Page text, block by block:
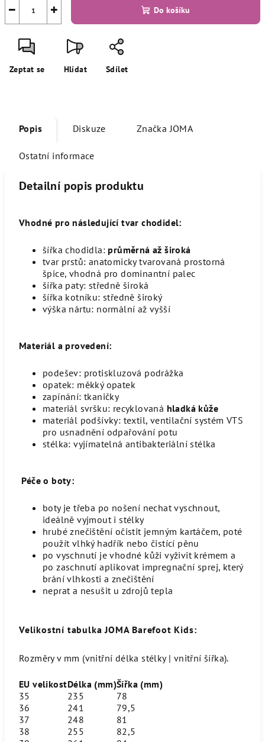
+
− Do košíku
Zeptat se Hlídat Sdílet
Popis Diskuze Značka JOMA
Ostatní informace
Detailní popis produktu
Vhodné pro následující tvar chodidel:
šířka chodidla: průměrná až široká
tvar prstů: anatomicky tvarovaná prostorná
špice, vhodná pro dominantní palec
šířka paty: středně široká
šířka kotníku: středně široký
výška nártu: normální až vyšší
Materiál a provedení:
podešev: protiskluzová podrážka
opatek: měkký opatek
zapínání: tkaničky
materiál svršku: recyklovaná hladká kůže
materiál podšívky: textil, ventilační systém VTS
pro usnadnění odpařování potu
stélka: vyjímatelná antibakteriální stélka
Péče o boty:
boty je třeba po nošení nechat vyschnout,
ideálně vyjmout i stélky
hrubé znečištění očistit jemným kartáčem, poté
použít vlhký hadřík nebo čistící pěnu
po vyschnutí je vhodné kůži vyživit krémem a
po zaschnutí aplikovat impregnační sprej, který
brání vlhkosti a znečištění
neprat a nesušit u zdrojů tepla
Velikostní tabulka JOMA Barefoot Kids:
Rozměry v mm (vnitřní délka stélky | vnitřní šířka).
EU velikostDélka (mm)Šířka (mm)
35
235
78
36
241
79,5
37
248
81
38
255
82,5